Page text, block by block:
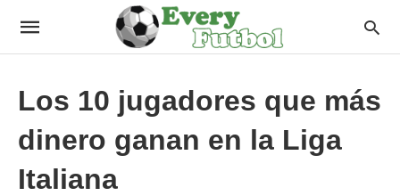
Los 10 jugadores que más
dinero ganan en la Liga
Italiana